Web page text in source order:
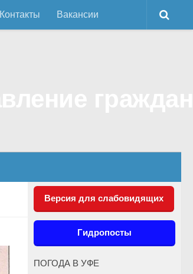
Контакты Вакансии
Версия для слабовидящих
Гидропосты
ПОГОДА В УФЕ